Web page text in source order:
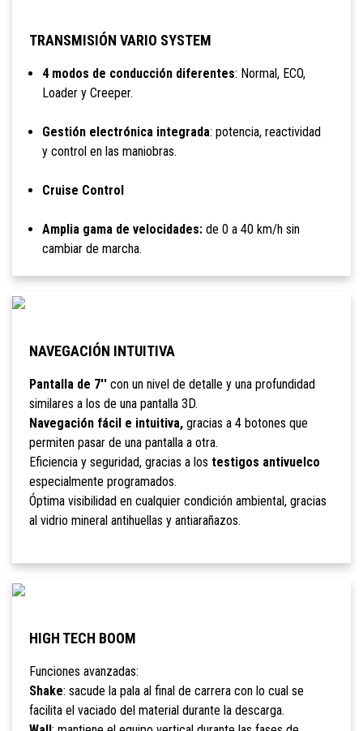
TRANSMISIÓN VARIO SYSTEM
4 modos de conducción diferentes: Normal, ECO,
Loader y Creeper.
Gestión electrónica integrada: potencia, reactividad
y control en las maniobras.
Cruise Control
Amplia gama de velocidades:de 0 a 40 km/h sin
cambiar de marcha.
NAVEGACIÓN INTUITIVA
Pantalla de 7''con un nivel de detalle y una profundidad
similares a los de una pantalla 3D.
Navegación fácil e intuitiva,gracias a 4 botones que
permiten pasar de una pantalla a otra.
Eficiencia y seguridad, gracias a los testigos antivuelco
especialmente programados.
Óptima visibilidad en cualquier condición ambiental, gracias
al vidrio mineral antihuellas y antiarañazos.
HIGH TECH BOOM
Funciones avanzadas:
Shake: sacude la pala al final de carrera con lo cual se
facilita el vaciado del material durante la descarga.